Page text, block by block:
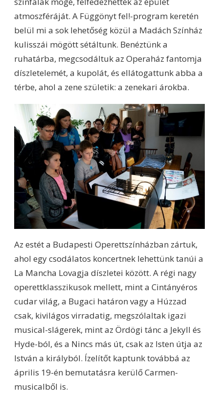
atmoszféráját. A Függönyt fel!-program keretén
belül mi a sok lehetőség közül a Madách Színház
kulisszái mögött sétáltunk. Benéztünk a
ruhatárba, megcsodáltuk az Operaház fantomja
díszletelemét, a kupolát, és ellátogattunk abba a
térbe, ahol a zene születik: a zenekari árokba.
Az estét a Budapesti Operettszínházban zártuk,
ahol egy csodálatos koncertnek lehettünk tanúi a
La Mancha Lovagja díszletei között. A régi nagy
operettklasszikusok mellett, mint a Cintányéros
cudar világ, a Bugaci határon vagy a Húzzad
csak, kivilágos virradatig, megszólaltak igazi
musical-slágerek, mint az Ördögi tánc a Jekyll és
Hyde-ból, és a Nincs más út, csak az Isten útja az
István a királyból. Ízelítőt kaptunk továbbá az
április 19-én bemutatásra kerülő Carmen-
musicalből is.